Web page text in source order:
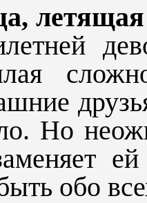
летящая
Но
обо